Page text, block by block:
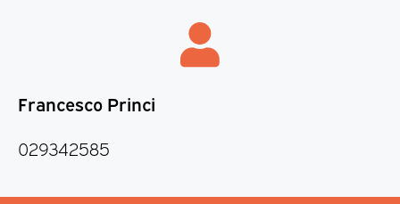
Francesco Princi
029342585